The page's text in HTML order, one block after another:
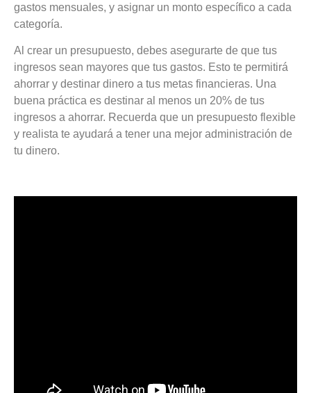
gastos mensuales, y asignar un monto específico a cada
categoría.
Al crear un presupuesto, debes asegurarte de que tus
ingresos sean mayores que tus gastos. Esto te permitirá
ahorrar y destinar dinero a tus metas financieras. Una
buena práctica es destinar al menos un 20% de tus
ingresos a ahorrar. Recuerda que un presupuesto flexible
y realista te ayudará a tener una mejor administración de
tu dinero.